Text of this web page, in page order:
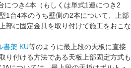
につき4本（もしくは単式1連につき2
1台4本のうち壁側の2本について、上部
部に固定金具を取り付けて施工をおこな
書架 KU等のように最上段の天板に直接
り付ける方法である天板上部固定方式も